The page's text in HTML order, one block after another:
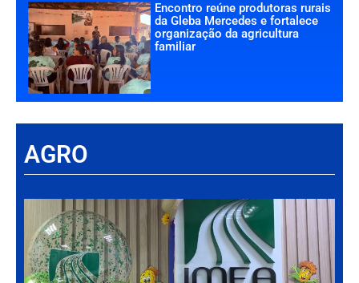
Encontro reúne produtoras rurais
da Gleba Mercedes e fortalece
organização da agricultura
familiar
AGRO